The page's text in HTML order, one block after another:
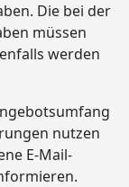
Die bei der
müssen
werden
nutzen
E-Mail-